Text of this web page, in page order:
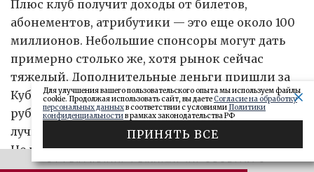
Плюс клуб получит доходы от билетов,
абонементов, атрибутики — это еще около 100
миллионов. Небольшие спонсоры могут дать
примерно столько же, хотя рынок сейчас
тяжелый. Дополнительные деньги пришли за
Кубок России — порядка 60-80 миллионов
рублей. В итоге собственные доходы клуба в
лучшем случае составят 1-1,3 миллиарда рублей.
Но чтобы спокойно решать задачу сохранения
места в РПЛ, бюджет должен быть минимум 2,2-
Для улучшения вашего пользовательского опыта мы используем файлы
cookie. Продолжая использовать сайт, вы даетеСогласие на обработку
персональных данныхв соответствии с условиями Политики
конфиденциальностив рамках законодательства РФ
ПРИНЯТЬ ВСЕ
ЭФФЕКТИВНАЯ РЕКЛАМА НА OBOZ.INFO